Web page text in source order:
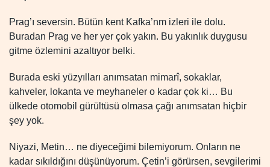
Prag’ı seversin. Bütün kent Kafka’nm izleri ile dolu.
Buradan Prag ve her yer çok yakın. Bu yakınlık duygusu
gitme özlemini azaltıyor belki.
Burada eski yüzyılları anımsatan mimarî, sokaklar,
kahveler, lokanta ve meyhaneler o kadar çok ki… Bu
ülkede otomobil gürültüsü olmasa çağı anımsatan hiçbir
şey yok.
Niyazi, Metin… ne diyeceğimi bilemiyorum. Onların ne
kadar sıkıldığını düşünüyorum. Çetin’i görürsen, sevgilerimi